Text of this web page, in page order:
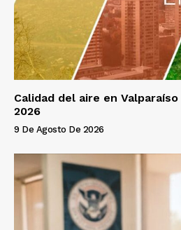
Calidad del aire en
2026
9 De Agosto De 2026